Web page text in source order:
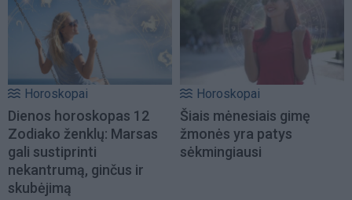
Horoskopai
Dienos horoskopas 12
Zodiako ženklų: Marsas
gali sustiprinti
nekantrumą, ginčus ir
skubėjimą
Horoskopai
Šiais mėnesiais gimę
žmonės yra patys
sėkmingiausi